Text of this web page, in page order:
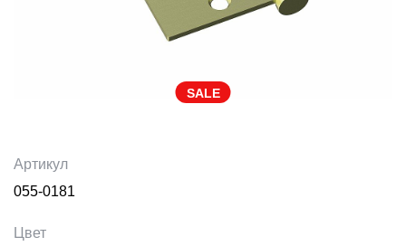
SALE
Артикул
055-0181
Цвет